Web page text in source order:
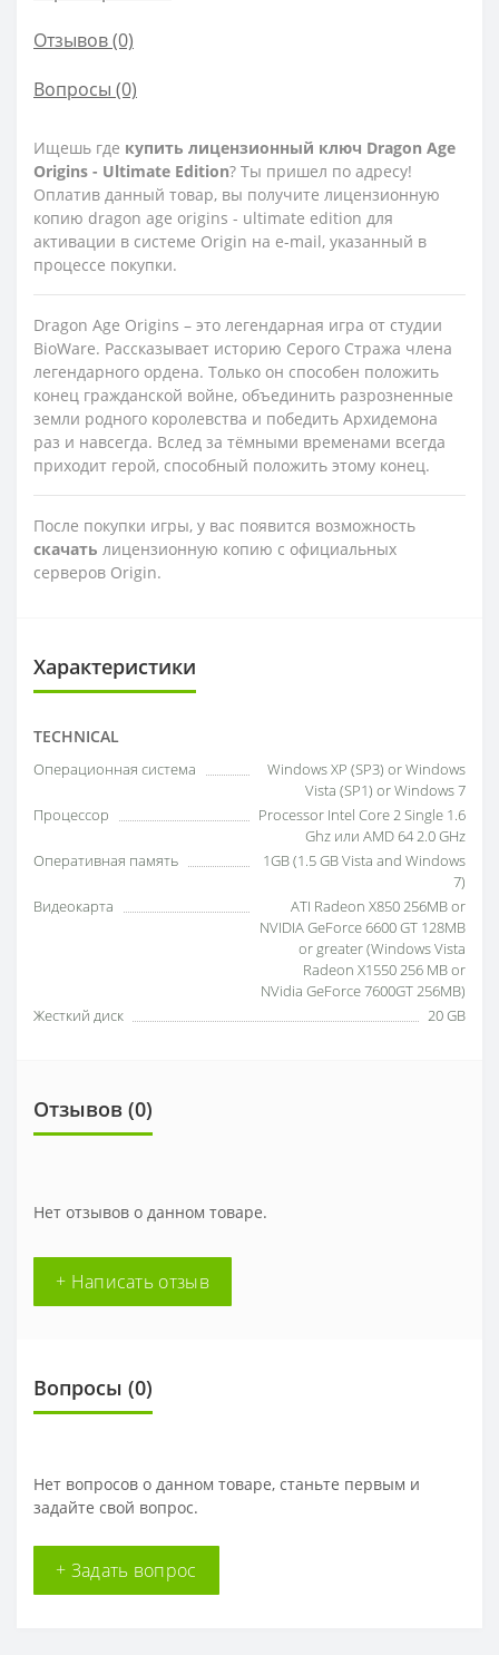
Отзывов (0)
Вопросы (0)
Ищешь где купить лицензионный ключ Dragon Age
Origins - Ultimate Edition? Ты пришел по адресу!
Оплатив данный товар, вы получите лицензионную
копию dragon age origins - ultimate edition для
активации в системе Origin на e-mail, указанный в
процессе покупки.
Dragon Age Origins – это легендарная игра от студии
BioWare. Рассказывает историю Серого Стража члена
легендарного ордена. Только он способен положить
конец гражданской войне, объединить разрозненные
земли родного королевства и победить Архидемона
раз и навсегда. Вслед за тёмными временами всегда
приходит герой, способный положить этому конец.
После покупки игры, у вас появится возможность
скачать лицензионную копию с официальных
серверов Origin.
Характеристики
TECHNICAL
Операционная система
Windows XP (SP3) or Windows
Vista (SP1) or Windows 7
Процессор
Processor Intel Core 2 Single 1.6
Ghz или AMD 64 2.0 GHz
Оперативная память
1GB (1.5 GB Vista and Windows
7)
Видеокарта
ATI Radeon X850 256MB or
NVIDIA GeForce 6600 GT 128MB
or greater (Windows Vista
Radeon X1550 256 MB or
NVidia GeForce 7600GT 256MB)
Жесткий диск
20 GB
Отзывов (0)
Нет отзывов о данном товаре.
+ Написать отзыв
Вопросы (0)
Нет вопросов о данном товаре, станьте первым и
задайте свой вопрос.
+ Задать вопрос